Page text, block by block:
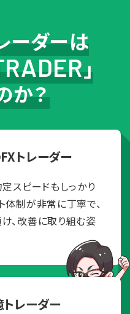
ーダーは
」
か？
トレーダー
スピードもしっかり
体制が非常に丁寧で、
、改善に取り組む姿
トレーダー